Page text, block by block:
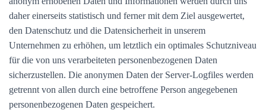
daher einerseits statistisch und ferner mit dem Ziel ausgewertet,
den Datenschutz und die Datensicherheit in unserem
Unternehmen zu erhöhen, um letztlich ein optimales Schutzniveau
für die von uns verarbeiteten personenbezogenen Daten
sicherzustellen. Die anonymen Daten der Server-Logfiles werden
getrennt von allen durch eine betroffene Person angegebenen
personenbezogenen Daten gespeichert.